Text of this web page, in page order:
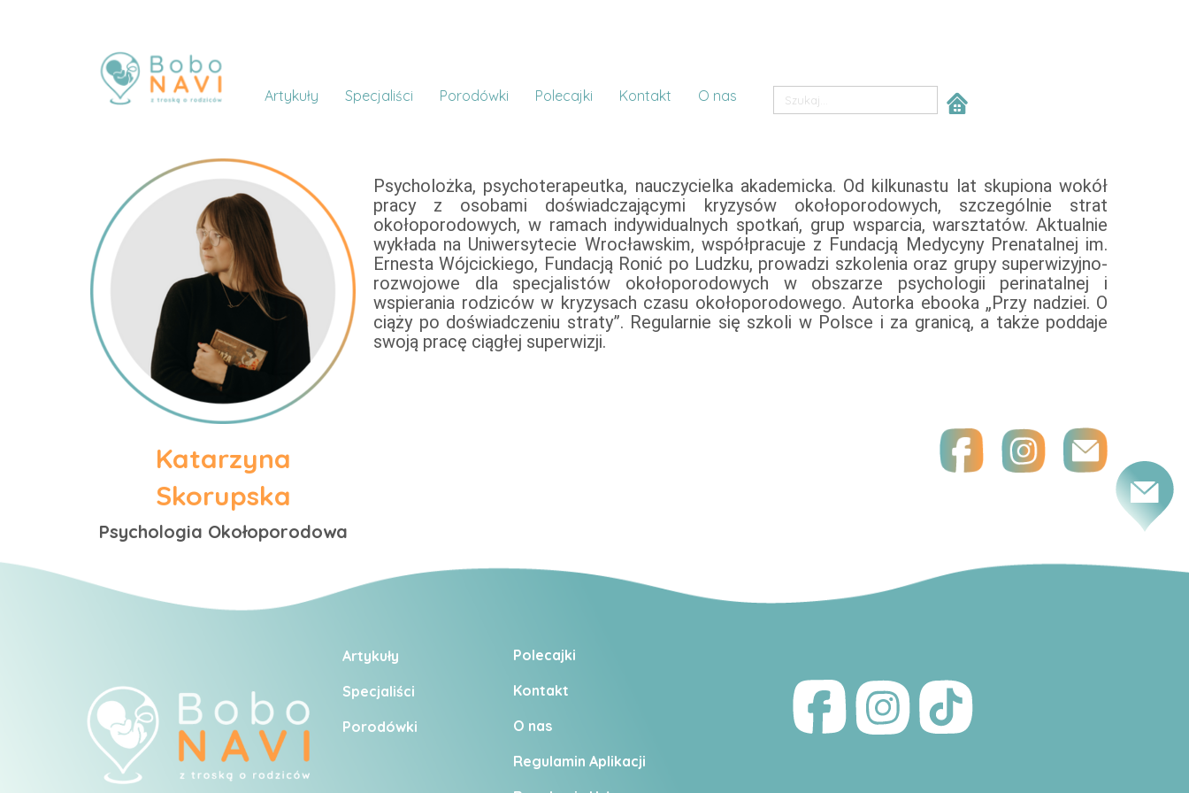
Artykuły Specjaliści Porodówki Polecajki Kontakt O nas
Katarzyna
Skorupska
Psychologia Okołoporodowa
Psycholożka, psychoterapeutka, nauczycielka akademicka. Od kilkunastu lat skupiona wokół
pracy z osobami doświadczającymi kryzysów okołoporodowych, szczególnie strat
okołoporodowych, w ramach indywidualnych spotkań, grup wsparcia, warsztatów. Aktualnie
wykłada na Uniwersytecie Wrocławskim, współpracuje z Fundacją Medycyny Prenatalnej im.
Ernesta Wójcickiego, Fundacją Ronić po Ludzku, prowadzi szkolenia oraz grupy superwizyjno-
rozwojowe dla specjalistów okołoporodowych w obszarze psychologii perinatalnej i
wspierania rodziców w kryzysach czasu okołoporodowego. Autorka ebooka „Przy nadziei. O
ciąży po doświadczeniu straty”. Regularnie się szkoli w Polsce i za granicą, a także poddaje
swoją pracę ciągłej superwizji.
Artykuły
Specjaliści
Porodówki
Polecajki
Kontakt
O nas
Regulamin Aplikacji